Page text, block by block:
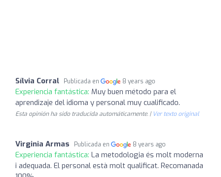
Sílvia Corral Publicada en 8 years ago
Experiencia fantástica: Muy buen método para el
aprendizaje del idioma y personal muy cualificado.
Esta opinión ha sido traducida automáticamente. | Ver texto original
Virginia Armas Publicada en 8 years ago
Experiencia fantástica: La metodologia és molt moderna
i adequada. El personal està molt qualificat. Recomanada